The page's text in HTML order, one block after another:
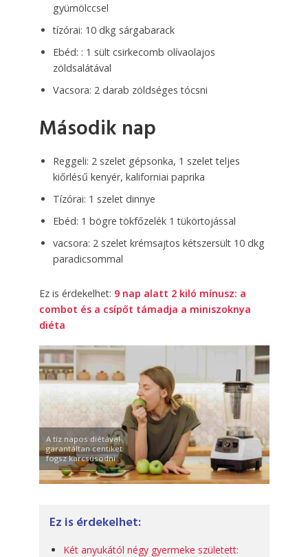
gyümölccsel
tízórai: 10 dkg sárgabarack
Ebéd: : 1 sült csirkecomb olívaolajos
zöldsalátával
Vacsora: 2 darab zöldséges tócsni
Második nap
Reggeli: 2 szelet gépsonka, 1 szelet teljes
kiőrlésű kenyér, kaliforniai paprika
Tízórai: 1 szelet dinnye
Ebéd: 1 bögre tökfőzelék 1 tükörtojással
vacsora: 2 szelet krémsajtos kétszersült 10 dkg
paradicsommal
Ez is érdekelhet: 9 nap alatt 2 kiló mínusz: a
combot és a csípőt támadja a miniszoknya
diéta
A tíz napos diétával
garantáltan centiket
fogsz karcsúsodni
Ez is érdekelhet:
Két anyukától négy gyermeke született: